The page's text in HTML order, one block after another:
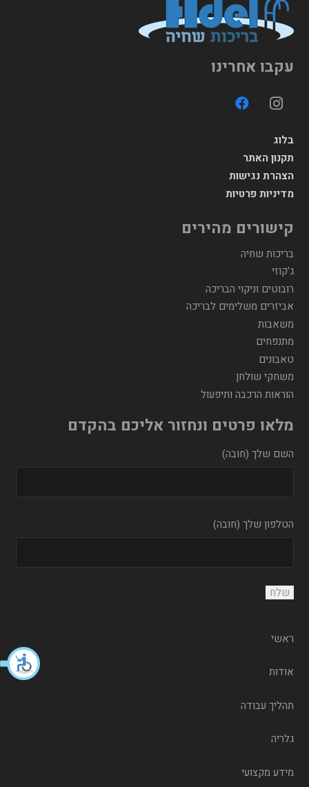
עקבו אחרינו
בלוג
תקנון האתר
הצהרת נגישות
מדיניות פרטיות
קישורים מהירים
בריכות שחיה
ג'קוזי
רובוטים וניקוי הבריכה
אביזרים משלימים לבריכה
משאבות
מתנפחים
טאבונים
משחקי שולחן
הוראות הרכבה ותיפעול
מלאו פרטים ונחזור אליכם בהקדם
השם שלך (חובה)
הטלפון שלך (חובה)
ראשי
אודות
תהליך עבודה
גלריה
מידע מקצועי